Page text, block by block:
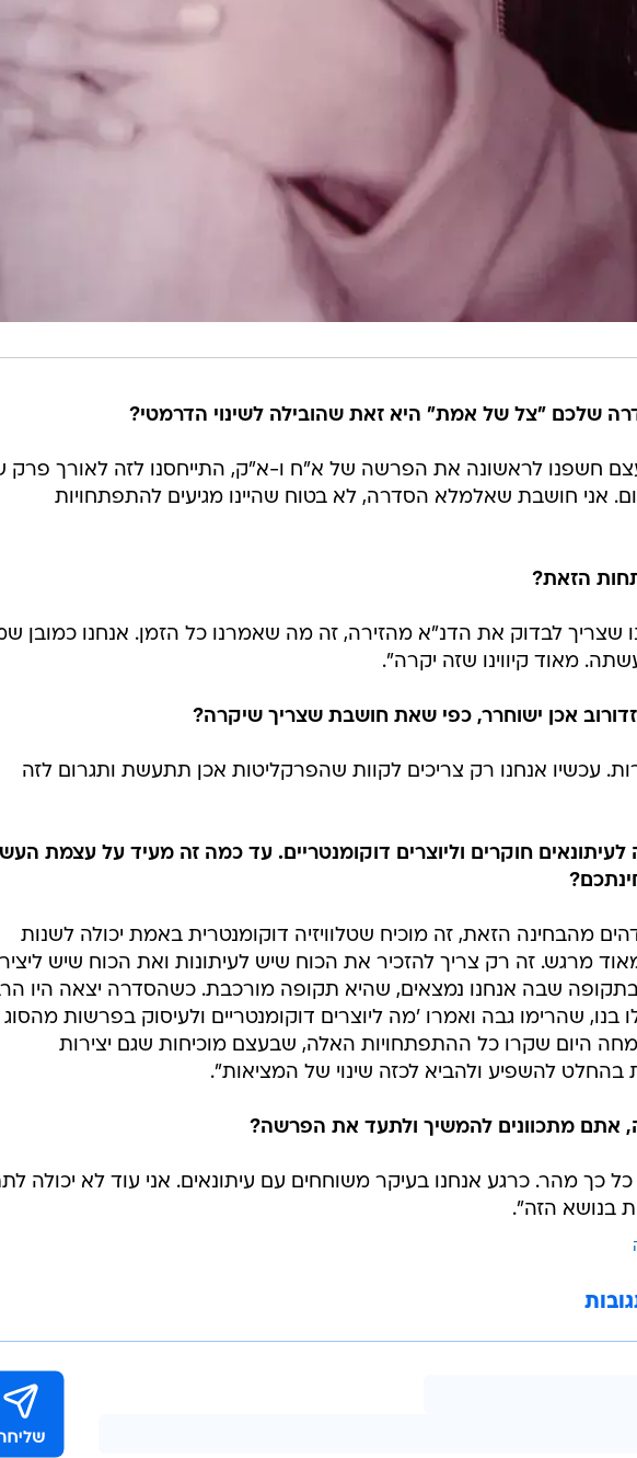
שלכם "צל של אמת" היא זאת שהובילה לשינוי הדרמטי?
חשפנו לראשונה את הפרשה של א"ח ו-א"ק, התייחסנו לזה לאורך פרק
אני חושבת שאלמלא הסדרה, לא בטוח שהיינו מגיעים להתפתחויות
הזאת?
שצריך לבדוק את הדנ"א מהזירה, זה מה שאמרנו כל הזמן. אנחנו כמובן
מאוד קיווינו שזה יקרה".
אכן ישוחרר, כפי שאת חושבת שצריך שיקרה?
עכשיו אנחנו רק צריכים לקוות שהפרקליטות אכן תתעשת ותגרום לזה
חוקרים וליוצרים דוקומנטריים. עד כמה זה מעיד על עצמת
מהבחינה הזאת, זה מוכיח שטלוויזיה דוקומנטרית באמת יכולה לשנות
מרגש. זה רק צריך להזכיר את הכוח שיש לעיתונות ואת הכוח שיש
שבה אנחנו נמצאים, שהיא תקופה מורכבת. כשהסדרה יצאה היו
בנו, שהרימו גבה ואמרו 'מה ליוצרים דוקומנטריים ולעיסוק בפרשות מהסוג
היום שקרו כל ההתפתחויות האלה, שבעצם מוכיחות שגם יצירות
בהחלט להשפיע ולהביא לכזה שינוי של המציאות".
אתם מתכוונים להמשיך ולתעד את הפרשה?
כך מהר. כרגע אנחנו בעיקר משוחחים עם עיתונאים. אני עוד לא יכולה
בנושא הזה".